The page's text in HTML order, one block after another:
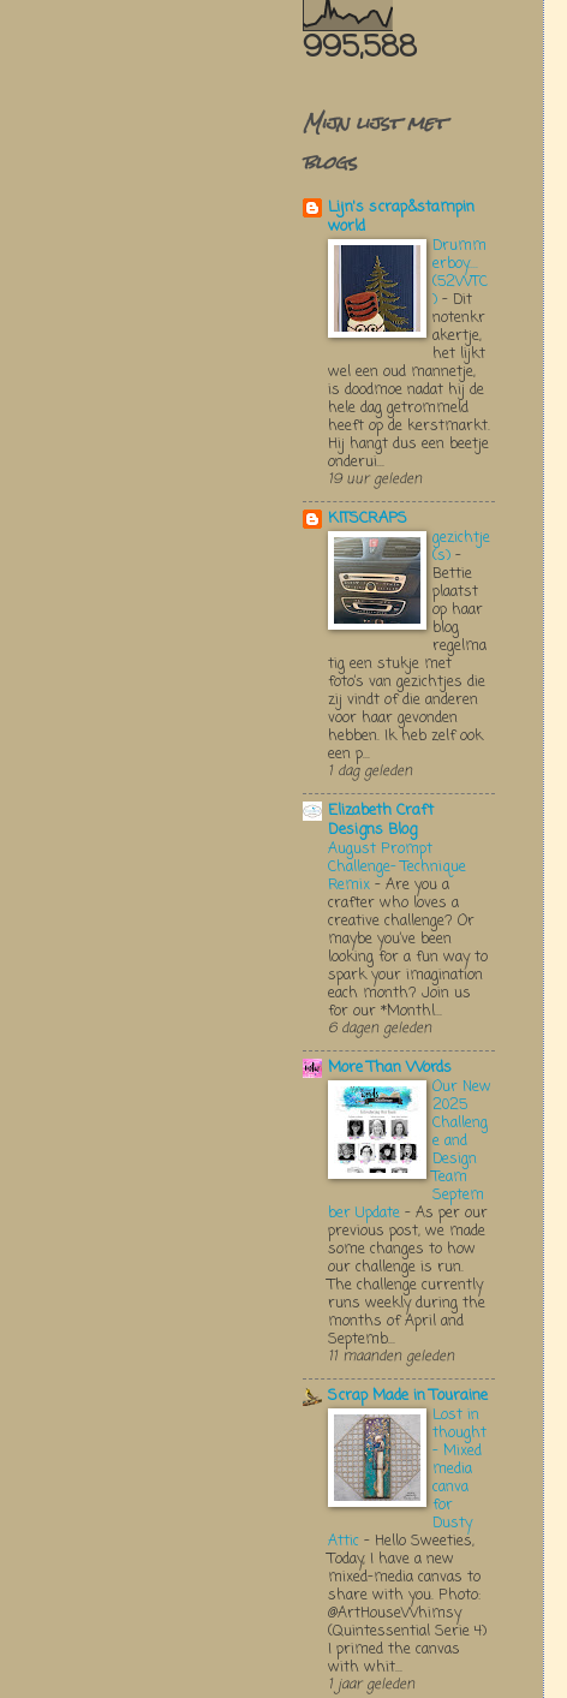
995,588
Mijn lijst met
blogs
Lijn's scrap&stampin
world
Drumm
erboy....
(52WTC
) - Dit
notenkr
akertje,
het lijkt
wel een oud mannetje,
is doodmoe nadat hij de
hele dag getrommeld
heeft op de kerstmarkt.
Hij hangt dus een beetje
onderui...
19 uur geleden
KITSCRAPS
gezichtje
(s) -
Bettie
plaatst
op haar
blog
regelma
tig een stukje met
foto’s van gezichtjes die
zij vindt of die anderen
voor haar gevonden
hebben. Ik heb zelf ook
een p...
1 dag geleden
Elizabeth Craft
Designs Blog
August Prompt
Challenge- Technique
Remix - Are you a
crafter who loves a
creative challenge? Or
maybe you’ve been
looking for a fun way to
spark your imagination
each month? Join us
for our *Monthl...
6 dagen geleden
More Than Words
Our New
2025
Challeng
e and
Design
Team
Septem
ber Update - As per our
previous post, we made
some changes to how
our challenge is run.
The challenge currently
runs weekly during the
months of April and
Septemb...
11 maanden geleden
Scrap Made in Touraine
Lost in
thought
- Mixed
media
canva
for
Dusty
Attic - Hello Sweeties,
Today, I have a new
mixed-media canvas to
share with you. Photo:
@ArtHouseWhimsy
(Quintessential Serie 4)
I primed the canvas
with whit...
1 jaar geleden